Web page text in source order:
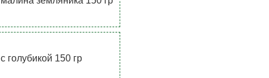
с голубикой 150 гр